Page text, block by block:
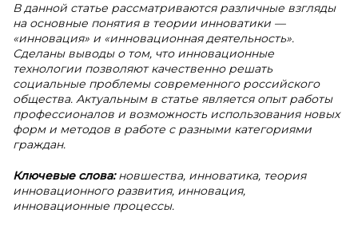
В данной статье рассматриваются различные взгляды
на основные понятия в теории инноватики —
«инновация» и «инновационная деятельность».
Сделаны выводы о том, что инновационные
технологии позволяют качественно решать
социальные проблемы современного российского
общества. Актуальным в статье является опыт работы
профессионалов и возможность использования новых
форм и методов в работе с разными категориями
граждан.
Ключевые слова: новшества, инноватика, теория
инновационного развития, инновация,
инновационные процессы.